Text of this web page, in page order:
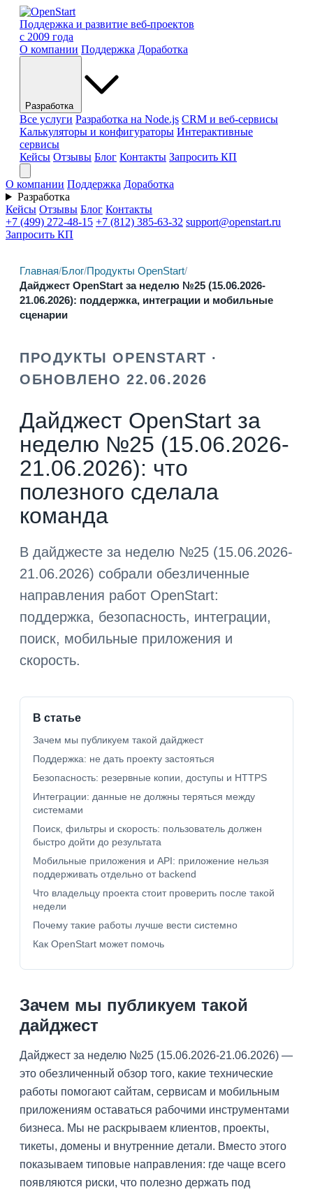
Поддержка и развитие веб-проектов
с 2009 года
О компании Поддержка Доработка
Разработка
Все услуги Разработка на Node.js CRM и веб-сервисы
Калькуляторы и конфигураторы Интерактивные
сервисы
Кейсы Отзывы Блог Контакты Запросить КП
О компании Поддержка Доработка
Разработка
Кейсы Отзывы Блог Контакты
+7 (499) 272-48-15 +7 (812) 385-63-32 support@openstart.ru
Запросить КП
Главная/Блог/Продукты OpenStart/
Дайджест OpenStart за неделю №25 (15.06.2026-
21.06.2026): поддержка, интеграции и мобильные
сценарии
ПРОДУКТЫ OPENSTART ·
ОБНОВЛЕНО 22.06.2026
Дайджест OpenStart за
неделю №25 (15.06.2026-
21.06.2026): что
полезного сделала
команда
В дайджесте за неделю №25 (15.06.2026-
21.06.2026) собрали обезличенные
направления работ OpenStart:
поддержка, безопасность, интеграции,
поиск, мобильные приложения и
скорость.
В статье
Зачем мы публикуем такой дайджест
Поддержка: не дать проекту застояться
Безопасность: резервные копии, доступы и HTTPS
Интеграции: данные не должны теряться между
системами
Поиск, фильтры и скорость: пользователь должен
быстро дойти до результата
Мобильные приложения и API: приложение нельзя
поддерживать отдельно от backend
Что владельцу проекта стоит проверить после такой
недели
Почему такие работы лучше вести системно
Как OpenStart может помочь
Зачем мы публикуем такой
дайджест
Дайджест за неделю №25 (15.06.2026-21.06.2026) —
это обезличенный обзор того, какие технические
работы помогают сайтам, сервисам и мобильным
приложениям оставаться рабочими инструментами
бизнеса. Мы не раскрываем клиентов, проекты,
тикеты, домены и внутренние детали. Вместо этого
показываем типовые направления: где чаще всего
появляются риски, что полезно держать под